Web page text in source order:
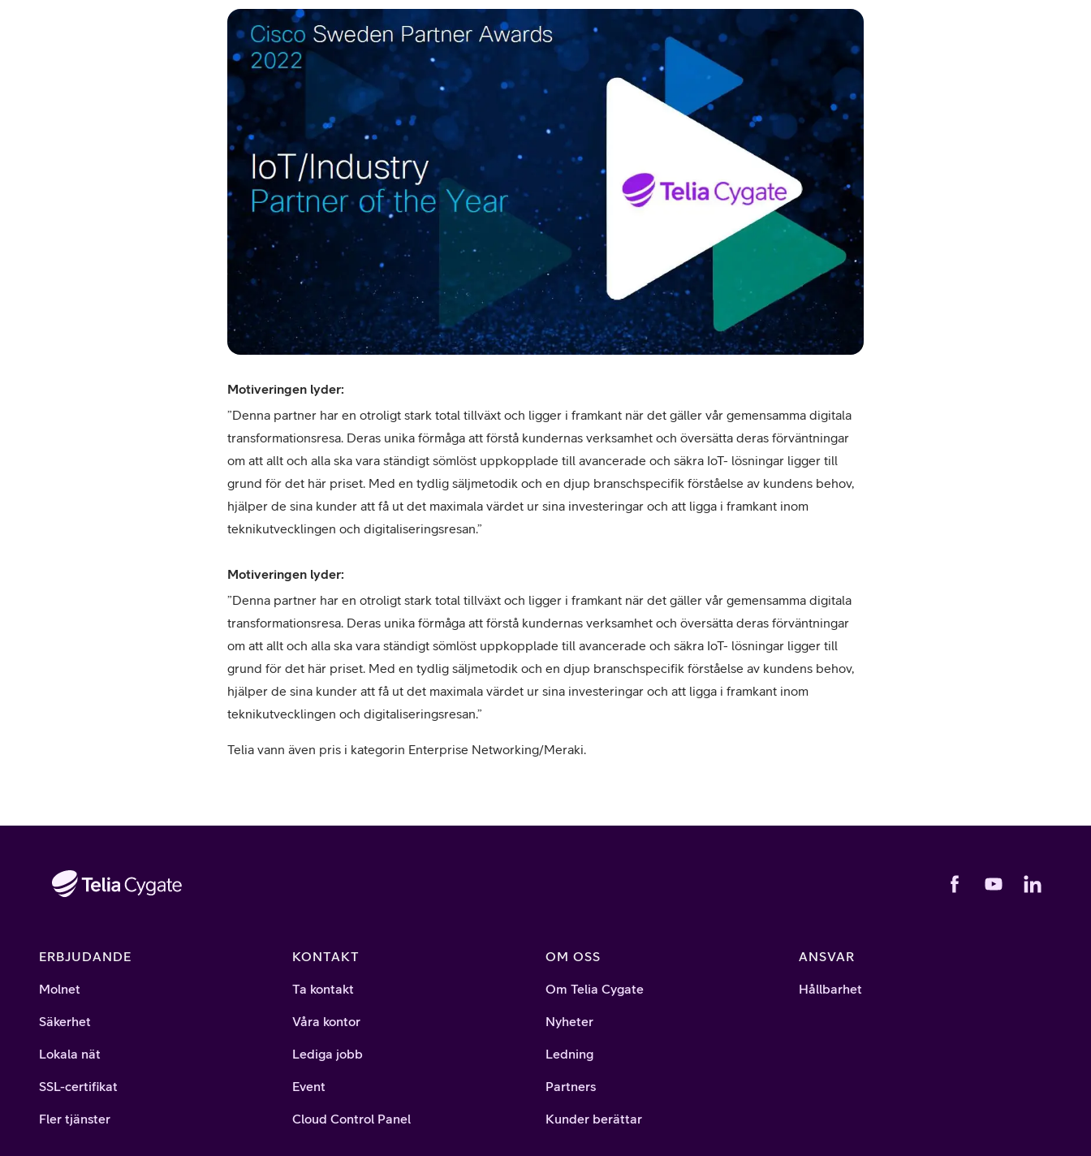
Motiveringen lyder:
”Denna partner har en otroligt stark total tillväxt och ligger i framkant när det gäller vår gemensamma digitala
transformationsresa. Deras unika förmåga att förstå kundernas verksamhet och översätta deras förväntningar
om att allt och alla ska vara ständigt sömlöst uppkopplade till avancerade och säkra IoT- lösningar ligger till
grund för det här priset. Med en tydlig säljmetodik och en djup branschspecifik förståelse av kundens behov,
hjälper de sina kunder att få ut det maximala värdet ur sina investeringar och att ligga i framkant inom
teknikutvecklingen och digitaliseringsresan.”
Motiveringen lyder:
”Denna partner har en otroligt stark total tillväxt och ligger i framkant när det gäller vår gemensamma digitala
transformationsresa. Deras unika förmåga att förstå kundernas verksamhet och översätta deras förväntningar
om att allt och alla ska vara ständigt sömlöst uppkopplade till avancerade och säkra IoT- lösningar ligger till
grund för det här priset. Med en tydlig säljmetodik och en djup branschspecifik förståelse av kundens behov,
hjälper de sina kunder att få ut det maximala värdet ur sina investeringar och att ligga i framkant inom
teknikutvecklingen och digitaliseringsresan.”
Telia vann även pris i kategorin Enterprise Networking/Meraki.
ERBJUDANDE
Molnet
Säkerhet
Lokala nät
SSL-certifikat
Fler tjänster
KONTAKT
Ta kontakt
Våra kontor
Lediga jobb
Event
Cloud Control Panel
OM OSS
Om Telia Cygate
Nyheter
Ledning
Partners
Kunder berättar
ANSVAR
Hållbarhet